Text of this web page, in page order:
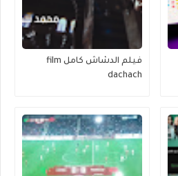
فيلم الدشاش كامل film
dachach